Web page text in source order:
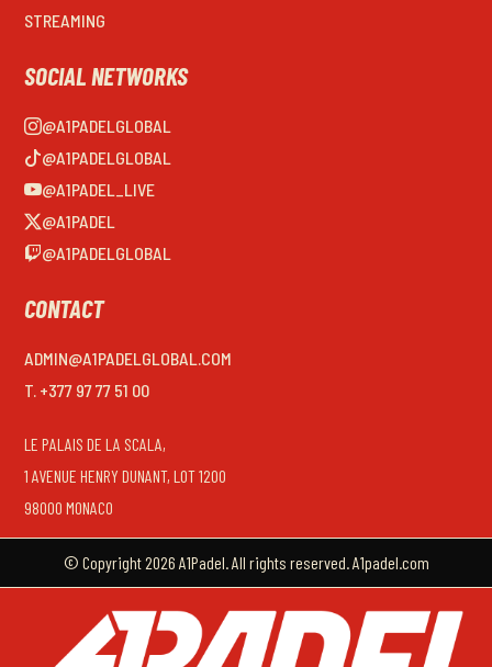
STREAMING
SOCIAL NETWORKS
@A1PADELGLOBAL
@A1PADELGLOBAL
@A1PADEL_LIVE
@A1PADEL
@A1PADELGLOBAL
CONTACT
ADMIN@A1PADELGLOBAL.COM
T. +377 97 77 51 00
LE PALAIS DE LA SCALA,
1 AVENUE HENRY DUNANT, LOT 1200
98000 MONACO
© Copyright 2026 A1Padel. All rights reserved. A1padel.com